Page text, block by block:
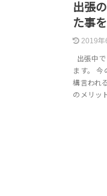
出張
た事
2019年
出張中
ます。
構言われ
のメリッ